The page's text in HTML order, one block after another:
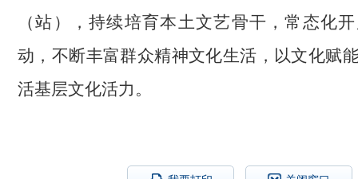
（站），持续培育本土文艺骨干，常态化
动，不断丰富群众精神文化生活，以文化赋
活基层文化活力。